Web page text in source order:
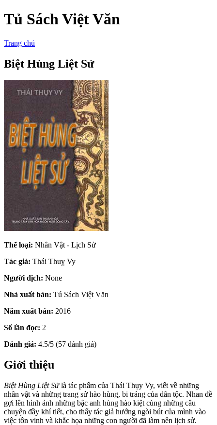
Tủ Sách Việt Văn
Trang chủ
Biệt Hùng Liệt Sử
Thể loại: Nhân Vật - Lịch Sử
Tác giả: Thái Thuỵ Vy
Người dịch: None
Nhà xuất bản: Tú Sách Việt Văn
Năm xuất bản: 2016
Số lần đọc: 2
Đánh giá: 4.5/5 (57 đánh giá)
Giới thiệu
Biệt Hùng Liệt Sửlà tác phẩm của Thái Thụy Vy, viết về những
nhân vật và những trang sử hào hùng, bi tráng của dân tộc. Nhan đề
gợi lên hình ảnh những bậc anh hùng hào kiệt cùng những câu
chuyện đầy khí tiết, cho thấy tác giả hướng ngòi bút của mình vào
việc tôn vinh và khắc họa những con người đã làm nên lịch sử.